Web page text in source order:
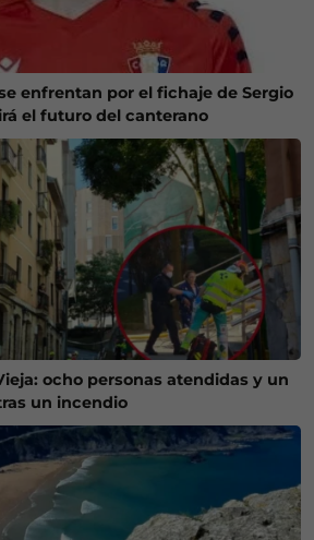
enfrentan por el fichaje de Sergio
el futuro del canterano
ocho personas atendidas y un
un incendio